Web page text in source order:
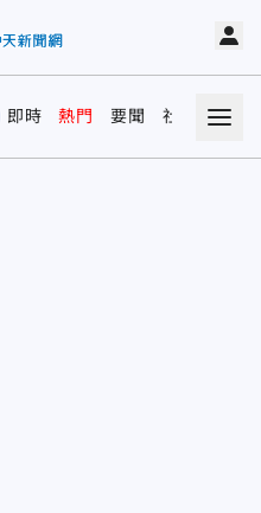
即時 熱門 要聞 社會 娛樂